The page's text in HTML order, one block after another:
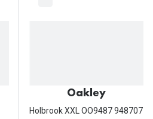
Oakley
Holbrook XXL OO9487 948707